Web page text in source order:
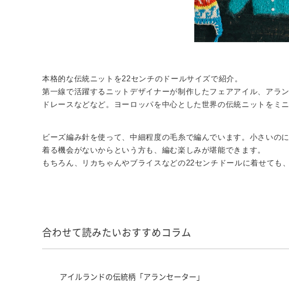
本格的な伝統ニットを22センチのドールサイズで紹介。
第一線で活躍するニットデザイナーが制作したフェアアイル、アラ
ドレースなどなど。ヨーロッパを中心とした世界の伝統ニットをミ
ビーズ編み針を使って、中細程度の毛糸で編んでいます。小さいの
着る機会がないからという方も、編む楽しみが堪能できます。
もちろん、リカちゃんやブライスなどの22センチドールに着せても
合わせて読みたいおすすめコラム
アイルランドの伝統柄「アランセーター」